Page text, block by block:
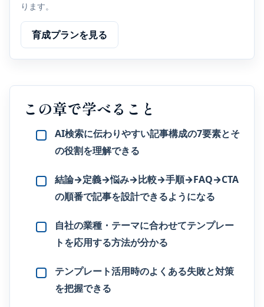
この章で学べること
AI検索に伝わりやすい記事構成の7要素とそ
の役割を理解できる
結論→定義→悩み→比較→手順→FAQ→CTA
の順番で記事を設計できるようになる
自社の業種・テーマに合わせてテンプレー
トを応用する方法が分かる
テンプレート活用時のよくある失敗と対策
を把握できる
ります。
育成プランを見る